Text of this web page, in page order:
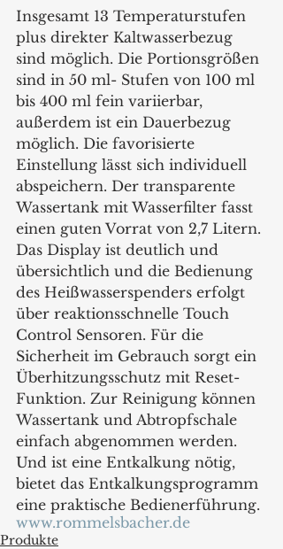
Insgesamt 13 Temperaturstufen
plus direkter Kaltwasserbezug
sind möglich. Die Portionsgrößen
sind in 50 ml- Stufen von 100 ml
bis 400 ml fein variierbar,
außerdem ist ein Dauerbezug
möglich. Die favorisierte
Einstellung lässt sich individuell
abspeichern. Der transparente
Wassertank mit Wasserfilter fasst
einen guten Vorrat von 2,7 Litern.
Das Display ist deutlich und
übersichtlich und die Bedienung
des Heißwasserspenders erfolgt
über reaktionsschnelle Touch
Control Sensoren. Für die
Sicherheit im Gebrauch sorgt ein
Überhitzungsschutz mit Reset-
Funktion. Zur Reinigung können
Wassertank und Abtropfschale
einfach abgenommen werden.
Und ist eine Entkalkung nötig,
bietet das Entkalkungsprogramm
eine praktische Bedienerführung.
www.rommelsbacher.de
Produkte